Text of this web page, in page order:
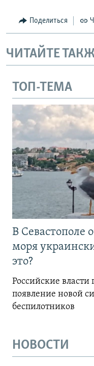
Поделиться
ЧИТАЙТЕ
ТОП-ТЕМА
В Севастополе
моря
это?
Российские власти
появление новой
беспилотников
НОВОСТИ